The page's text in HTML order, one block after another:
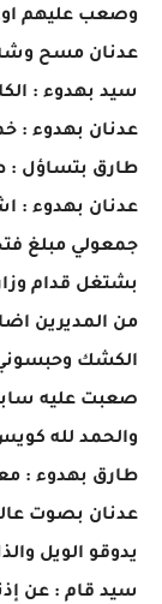
وصعب عليهم
عدنان مسح وشه
سيد بهدوء :
عدنان بهدوء :
طارق بتساؤل :
عدنان بهدوء :
جمعولي مبلغ
بشتغل قدام
من المديرين
الكشك
صعبت عليه
والحمد لله
طارق بهدوء :
عدنان بصوت
يدوقو الويل
سيد قام : عن